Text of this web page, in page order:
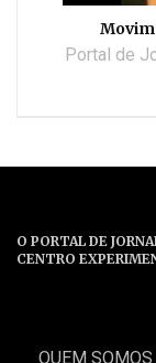
Portal de
O PORTAL DE
CENTRO
QUEM SOMOS